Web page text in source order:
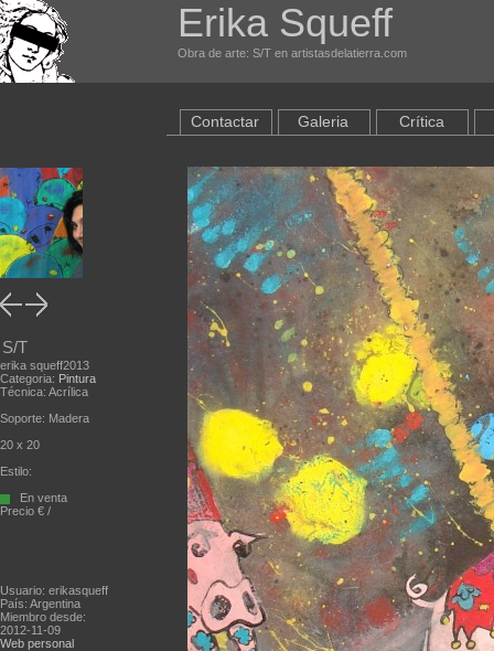
Erika Squeff
Obra de arte: S/T en artistasdelatierra.com
S/T
erika squeff2013
Categoria: Pintura
Técnica: Acrílica
Soporte: Madera
20 x 20
Estilo:
En venta
Precio € /
Usuario: erikasqueff
País: Argentina
Miembro desde:
2012-11-09
Web personal
Contactar Galeria Crítica